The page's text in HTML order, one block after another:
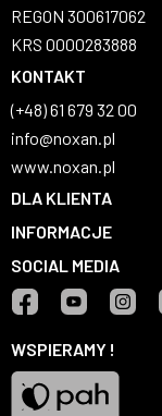
REGON 300617062
KRS 0000283888
KONTAKT
(+48) 61 679 32 00
info@noxan.pl
www.noxan.pl
DLA KLIENTA
INFORMACJE
SOCIAL MEDIA
WSPIERAMY !